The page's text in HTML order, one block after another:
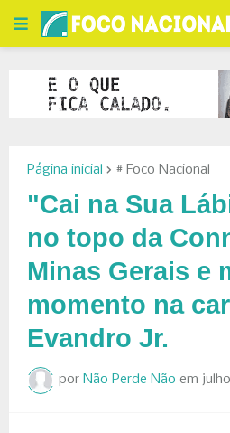
Página inicial # Foco Nacional
"Cai na Sua
no topo da
Minas Gerais e
momento na
Evandro Jr.
por Não Perde Não em